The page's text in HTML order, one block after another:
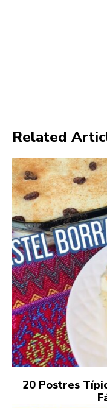
Related
20 Postres